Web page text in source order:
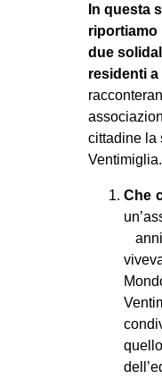
In questa
riportiamo
due
residenti a
cittadine la
Ventimiglia.
Che